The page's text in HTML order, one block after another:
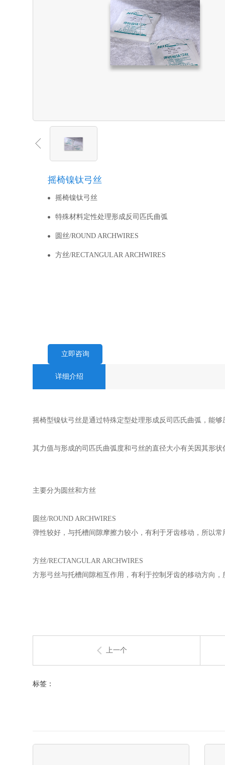
摇椅镍钛弓丝
摇椅镍钛弓丝
特殊材料定性处理形成反司匹氏曲弧
圆丝/ROUND ARCHWIRES
方丝/RECTANGULAR ARCHWIRES
立即咨询
详细介绍
摇椅型镍钛弓丝是通过特殊定型处理形成反司匹氏曲弧，能
其力值与形成的司匹氏曲弧度和弓丝的直径大小有关因其形
主要分为圆丝和方丝
圆丝/ROUND ARCHWIRES
弹性较好，与托槽间隙摩擦力较小，有利于牙齿移动，所以
方丝/RECTANGULAR ARCHWIRES
方形弓丝与托槽间隙相互作用，有利于控制牙齿的移动方向
上一个
标签：